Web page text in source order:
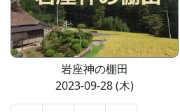
岩座神の棚田
2023-09-28 (木)